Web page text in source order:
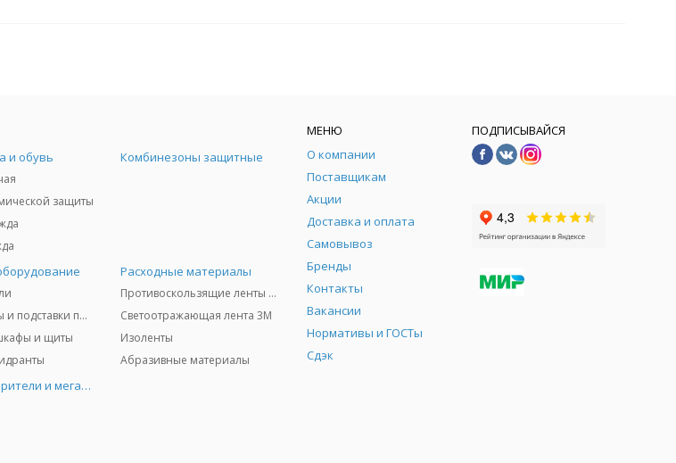
и обувь
защиты
Комбинезоны защитные
Кронштейны и подставки под огнетушители
и щиты
Расходные материалы
Противоскользящие ленты 3М
Светоотражающая лента 3M
Изоленты
Абразивные материалы
Громкоговорители и мегафоны
МЕНЮ
О компании
Поставщикам
Акции
Доставка и оплата
Самовывоз
Бренды
Контакты
Вакансии
Нормативы и ГОСТы
Сдэк
ПОДПИСЫВАЙСЯ